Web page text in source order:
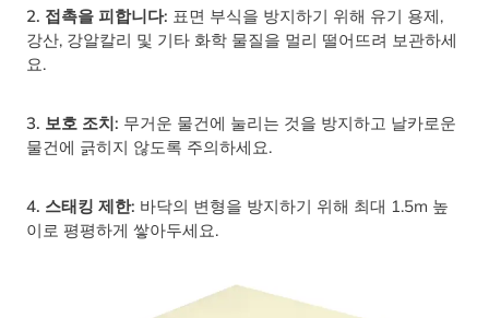
2. 접촉을 피합니다: 표면 부식을 방지하기 위해 유기 용제,
강산, 강알칼리 및 기타 화학 물질을 멀리 떨어뜨려 보관하세
요.
3. 보호 조치: 무거운 물건에 눌리는 것을 방지하고 날카로운
물건에 긁히지 않도록 주의하세요.
4. 스태킹 제한: 바닥의 변형을 방지하기 위해 최대 1.5m 높
이로 평평하게 쌓아두세요.